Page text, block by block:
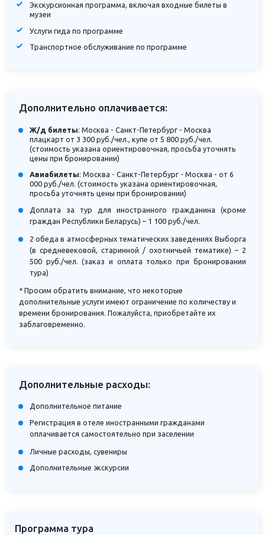
Экскурсионная программа, включая входные билеты в
музеи
Услуги гида по программе
Транспортное обслуживание по программе
Дополнительно оплачивается:
Ж/д билеты: Москва - Санкт-Петербург - Москва
плацкарт от 3 300 руб./чел., купе от 5 800 руб./чел.
(стоимость указана ориентировочная, просьба уточнять
цены при бронировании)
Авиабилеты: Москва - Санкт-Петербург - Москва - от 6
000 руб./чел. (стоимость указана ориентировочная,
просьба уточнять цены при бронировании)
Доплата за тур для иностранного гражданина (кроме
граждан Республики Беларусь) – 1 100 руб./чел.
2 обеда в атмосферных тематических заведениях Выборга
(в средневековой, старинной / охотничьей тематике) – 2
500 руб./чел. (заказ и оплата только при бронировании
тура)
* Просим обратить внимание, что некоторые
дополнительные услуги имеют ограничение по количеству и
времени бронирования. Пожалуйста, приобретайте их
заблаговременно.
Дополнительные расходы:
Дополнительное питание
Регистрация в отеле иностранными гражданами
оплачивается самостоятельно при заселении
Личные расходы, сувениры
Дополнительные экскурсии
Программа тура